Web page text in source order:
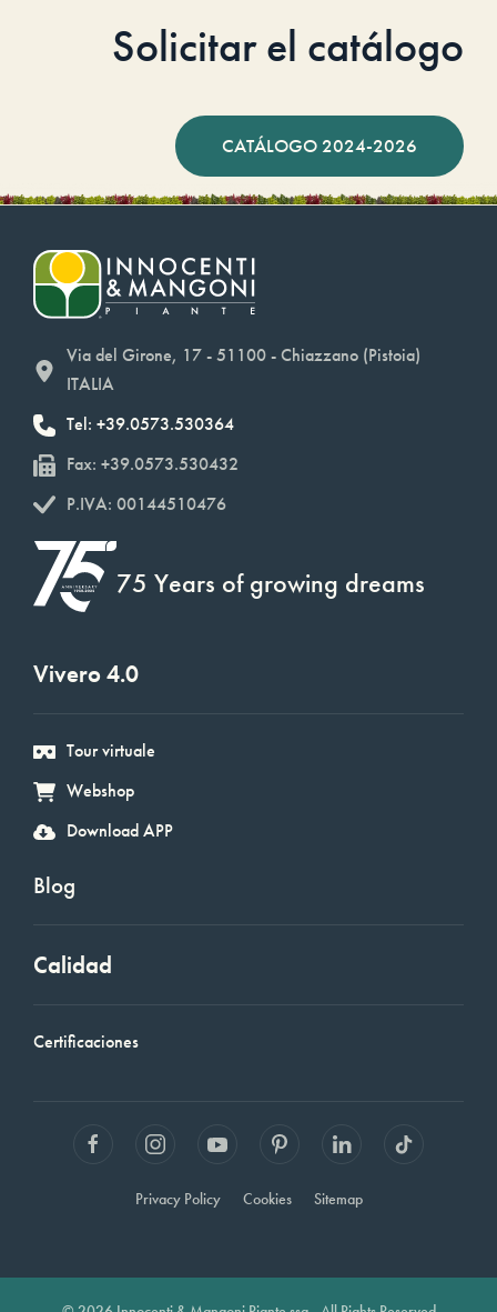
Solicitar el catálogo
CATÁLOGO 2024-2026
Via del Girone, 17 - 51100 - Chiazzano (Pistoia)
ITALIA
Tel: +39.0573.530364
Fax: +39.0573.530432
P.IVA: 00144510476
75 Years of growing dreams
Vivero 4.0
Tour virtuale
Webshop
Download APP
Blog
Calidad
Certificaciones
Privacy Policy Cookies Sitemap